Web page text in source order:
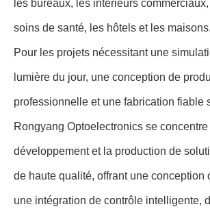
les bureaux, les intérieurs
soins de santé, les hôtels et les maisons.
Pour les projets nécessitant une
lumière du jour, une conception de
professionnelle et une fabrication fiable
Rongyang Optoelectronics se
développement et la production de
de haute qualité, offrant une conception
une intégration de contrôle intelligente,